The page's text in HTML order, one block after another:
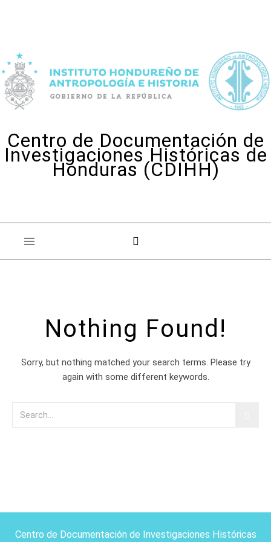
Centro de Documentación de
Investigaciones Históricas de
Honduras (CDIHH)
Nothing Found!
Sorry, but nothing matched your search terms. Please try
again with some different keywords.
Centro de Documentación de Investigaciones Históricas